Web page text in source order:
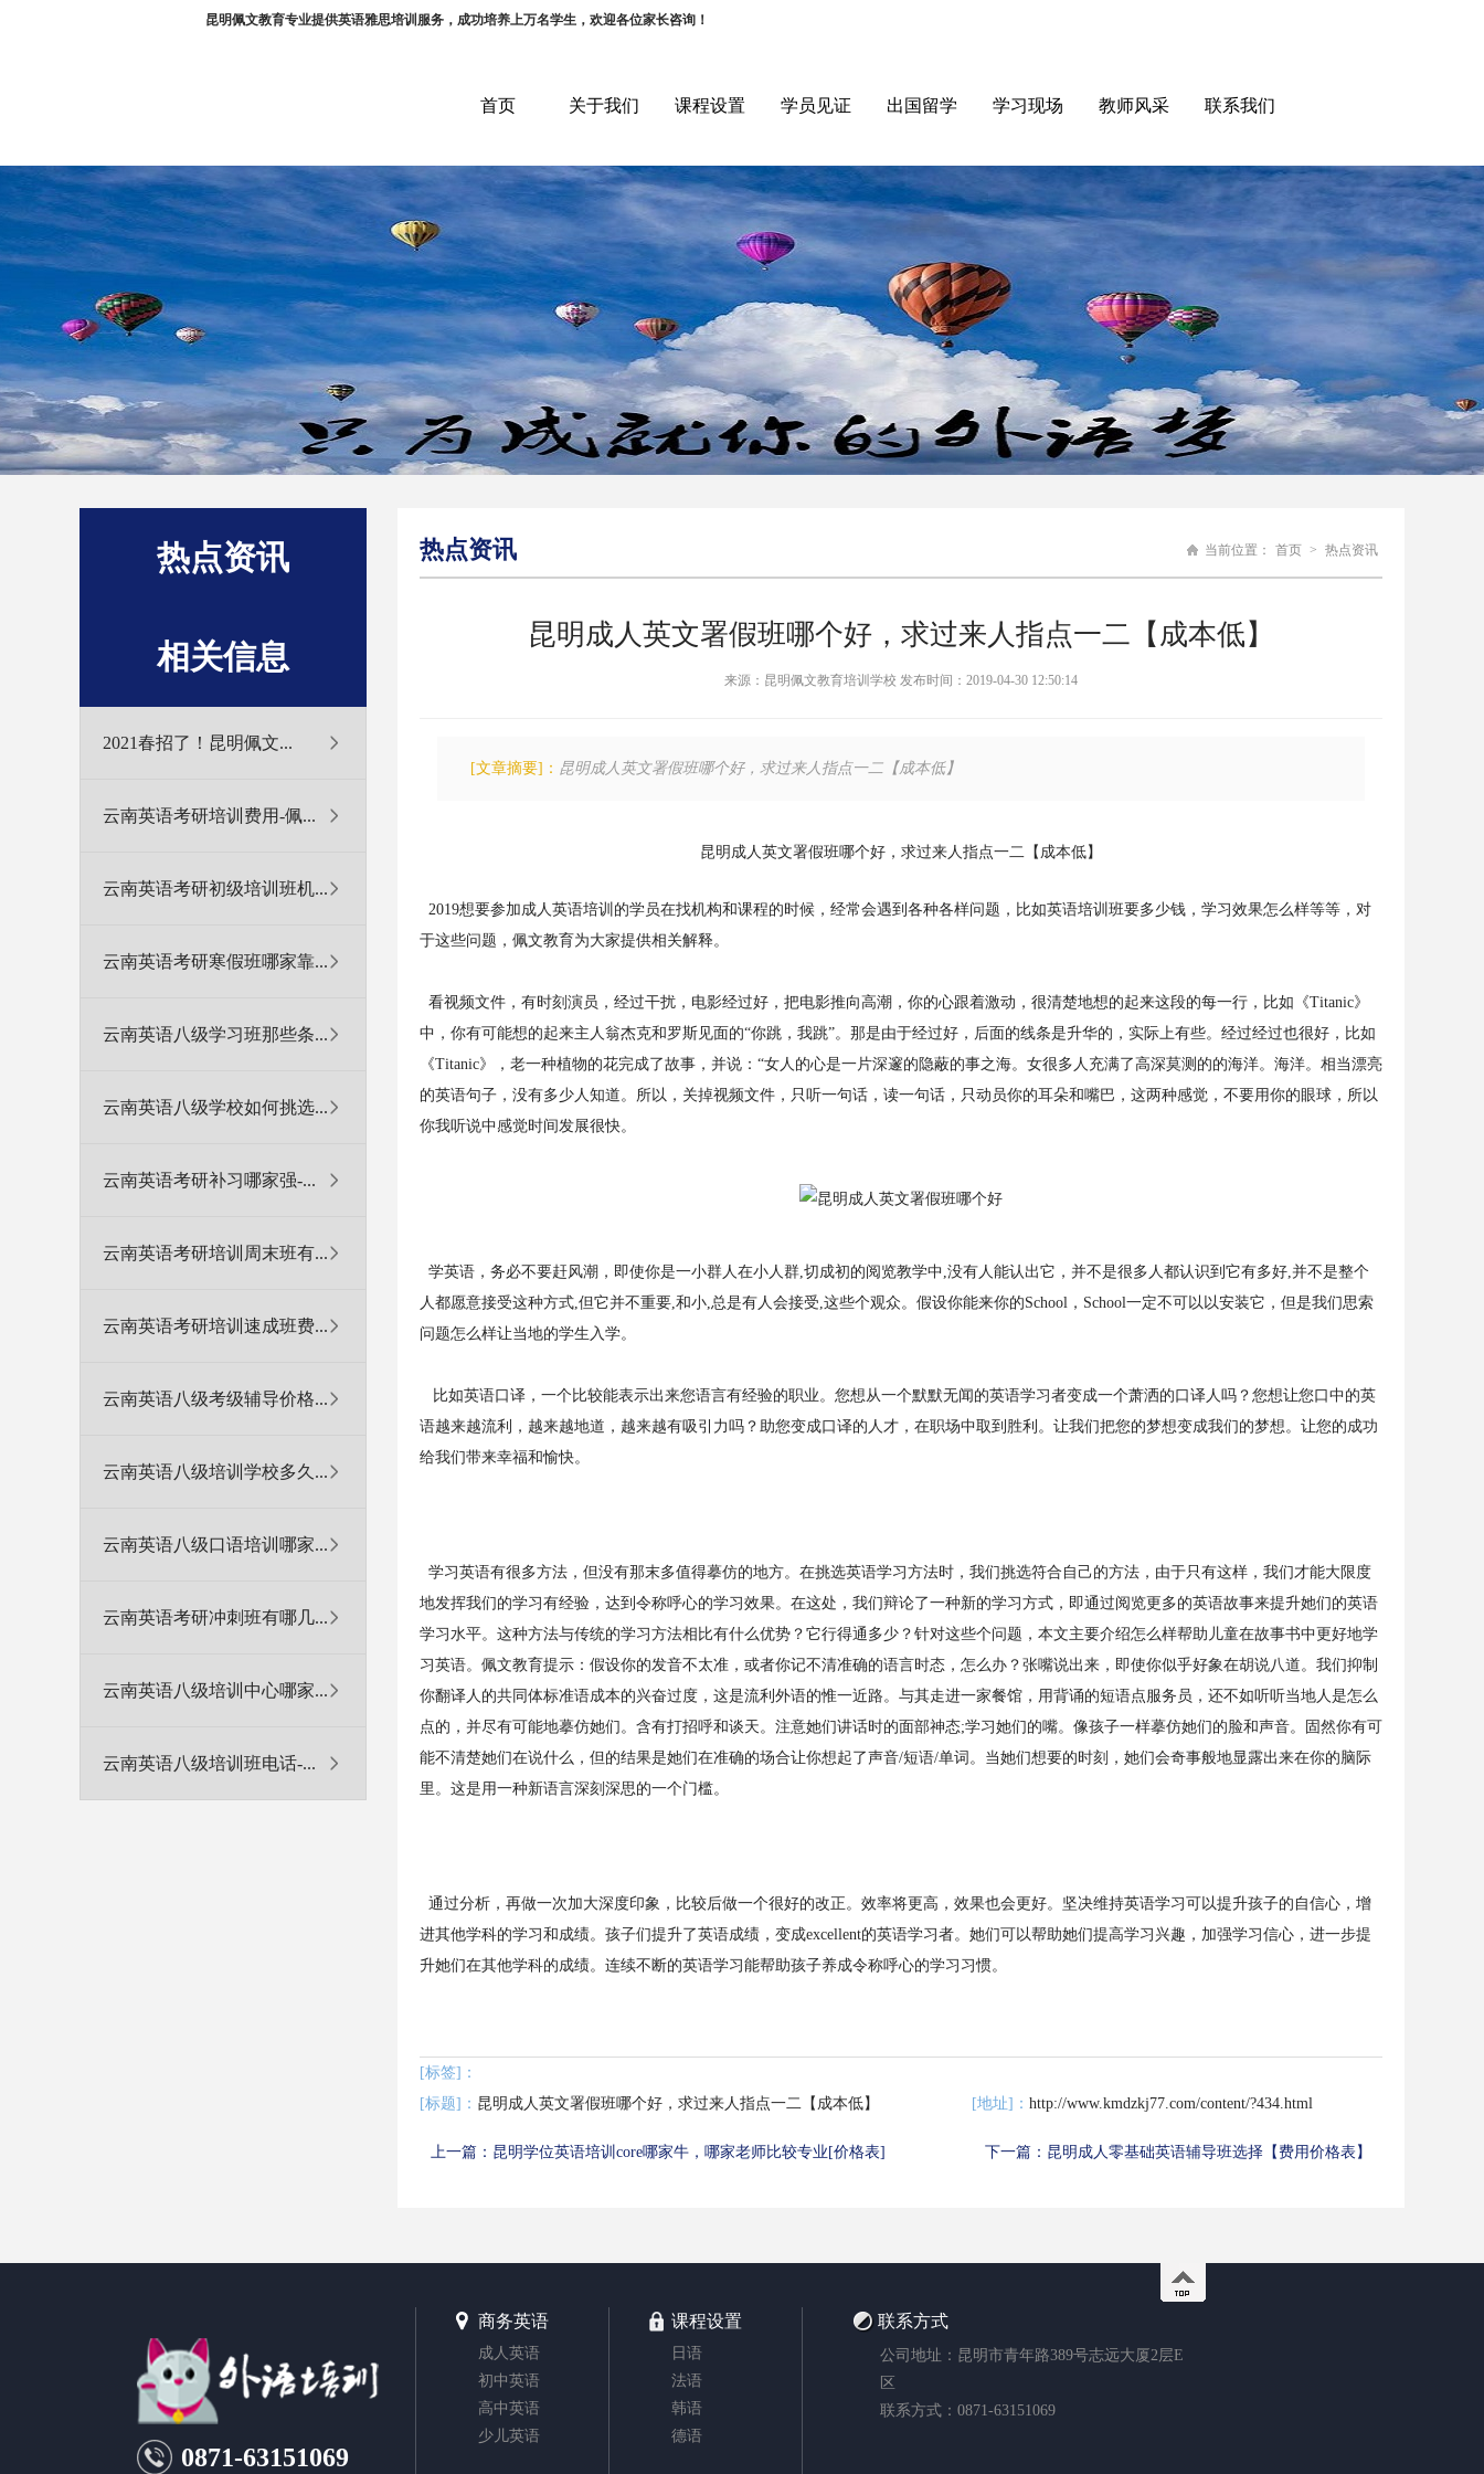
昆明佩文教育专业提供英语雅思培训服务，成功培养上万名学生，欢迎各位家长咨询！
首页 关于我们 课程设置 学员见证 出国留学 学习现场 教师风采 联系我们
热点资讯
相关信息
2021春招了！昆明佩文...
云南英语考研培训费用-佩...
云南英语考研初级培训班机...
云南英语考研寒假班哪家靠...
云南英语八级学习班那些条...
云南英语八级学校如何挑选...
云南英语考研补习哪家强-...
云南英语考研培训周末班有...
云南英语考研培训速成班费...
云南英语八级考级辅导价格...
云南英语八级培训学校多久...
云南英语八级口语培训哪家...
云南英语考研冲刺班有哪几...
云南英语八级培训中心哪家...
云南英语八级培训班电话-...
热点资讯 当前位置： 首页 > 热点资讯
昆明成人英文署假班哪个好，求过来人指点一二【成本低】
来源：昆明佩文教育培训学校 发布时间：2019-04-30 12:50:14
[文章摘要]： 昆明成人英文署假班哪个好，求过来人指点一二【成本低】
昆明成人英文署假班哪个好，求过来人指点一二【成本低】
2019想要参加成人英语培训的学员在找机构和课程的时候，经常会遇到各种各样问题，比如英语培训班要多少钱，学习效果怎么样等等，对
于这些问题，佩文教育为大家提供相关解释。
看视频文件，有时刻演员，经过干扰，电影经过好，把电影推向高潮，你的心跟着激动，很清楚地想的起来这段的每一行，比如《Titanic》
中，你有可能想的起来主人翁杰克和罗斯见面的“你跳，我跳”。那是由于经过好，后面的线条是升华的，实际上有些。经过经过也很好，比如
《Titanic》，老一种植物的花完成了故事，并说：“女人的心是一片深邃的隐蔽的事之海。女很多人充满了高深莫测的的海洋。海洋。相当漂亮
的英语句子，没有多少人知道。所以，关掉视频文件，只听一句话，读一句话，只动员你的耳朵和嘴巴，这两种感觉，不要用你的眼球，所以
你我听说中感觉时间发展很快。
学英语，务必不要赶风潮，即使你是一小群人在小人群,切成初的阅览教学中,没有人能认出它，并不是很多人都认识到它有多好,并不是整个
人都愿意接受这种方式,但它并不重要,和小,总是有人会接受,这些个观众。假设你能来你的School，School一定不可以以安装它，但是我们思索
问题怎么样让当地的学生入学。
比如英语口译，一个比较能表示出来您语言有经验的职业。您想从一个默默无闻的英语学习者变成一个萧洒的口译人吗？您想让您口中的英
语越来越流利，越来越地道，越来越有吸引力吗？助您变成口译的人才，在职场中取到胜利。让我们把您的梦想变成我们的梦想。让您的成功
给我们带来幸福和愉快。
学习英语有很多方法，但没有那末多值得摹仿的地方。在挑选英语学习方法时，我们挑选符合自己的方法，由于只有这样，我们才能大限度
地发挥我们的学习有经验，达到令称呼心的学习效果。在这处，我们辩论了一种新的学习方式，即通过阅览更多的英语故事来提升她们的英语
学习水平。这种方法与传统的学习方法相比有什么优势？它行得通多少？针对这些个问题，本文主要介绍怎么样帮助儿童在故事书中更好地学
习英语。佩文教育提示：假设你的发音不太准，或者你记不清准确的语言时态，怎么办？张嘴说出来，即使你似乎好象在胡说八道。我们抑制
你翻译人的共同体标准语成本的兴奋过度，这是流利外语的惟一近路。与其走进一家餐馆，用背诵的短语点服务员，还不如听听当地人是怎么
点的，并尽有可能地摹仿她们。含有打招呼和谈天。注意她们讲话时的面部神态;学习她们的嘴。像孩子一样摹仿她们的脸和声音。固然你有可
能不清楚她们在说什么，但的结果是她们在准确的场合让你想起了声音/短语/单词。当她们想要的时刻，她们会奇事般地显露出来在你的脑际
里。这是用一种新语言深刻深思的一个门槛。
通过分析，再做一次加大深度印象，比较后做一个很好的改正。效率将更高，效果也会更好。坚决维持英语学习可以提升孩子的自信心，增
进其他学科的学习和成绩。孩子们提升了英语成绩，变成excellent的英语学习者。她们可以帮助她们提高学习兴趣，加强学习信心，进一步提
升她们在其他学科的成绩。连续不断的英语学习能帮助孩子养成令称呼心的学习习惯。
[标签]：
[标题]： 昆明成人英文署假班哪个好，求过来人指点一二【成本低】 [地址]： http://www.kmdzkj77.com/content/?434.html
上一篇： 昆明学位英语培训core哪家牛，哪家老师比较专业[价格表] 下一篇： 昆明成人零基础英语辅导班选择【费用价格表】
0871-63151069
商务英语
成人英语
初中英语
高中英语
少儿英语
课程设置
日语
法语
韩语
德语
联系方式
公司地址：昆明市青年路389号志远大厦2层E
区
联系方式：0871-63151069